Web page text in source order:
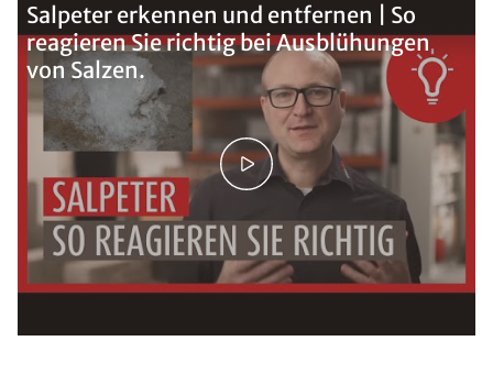
Salpeter erkennen und entfernen | So
reagieren Sie richtig bei Ausblühungen
von Salzen.